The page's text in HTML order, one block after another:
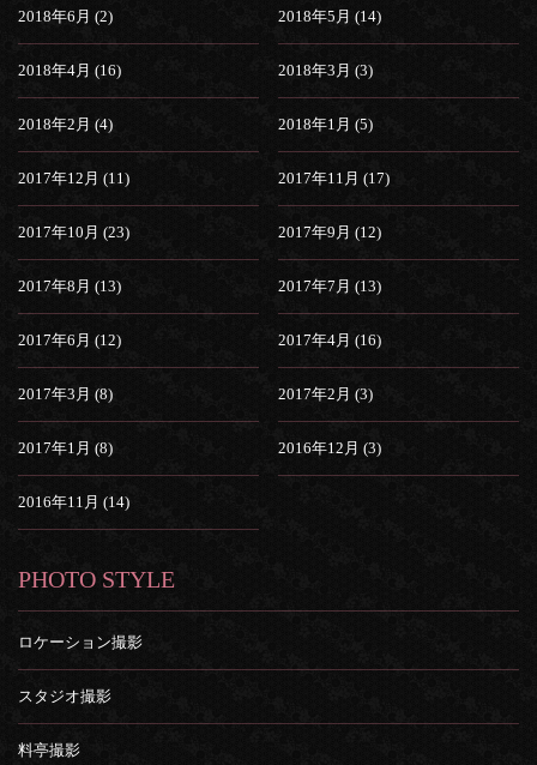
2018年6月 (2) 2018年5月 (14)
2018年4月 (16) 2018年3月 (3)
2018年2月 (4) 2018年1月 (5)
2017年12月 (11) 2017年11月 (17)
2017年10月 (23) 2017年9月 (12)
2017年8月 (13) 2017年7月 (13)
2017年6月 (12) 2017年4月 (16)
2017年3月 (8) 2017年2月 (3)
2017年1月 (8) 2016年12月 (3)
2016年11月 (14)
PHOTO STYLE
ロケーション撮影
スタジオ撮影
料亭撮影